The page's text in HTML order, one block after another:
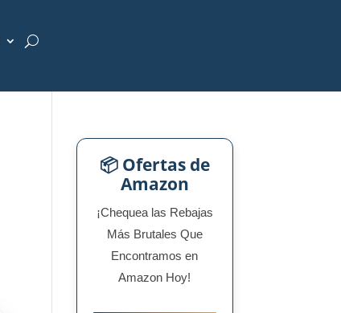
📦 Ofertas de
Amazon
¡Chequea las Rebajas
Más Brutales Que
Encontramos en
Amazon Hoy!